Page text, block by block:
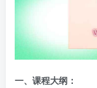
一、 课程大纲：